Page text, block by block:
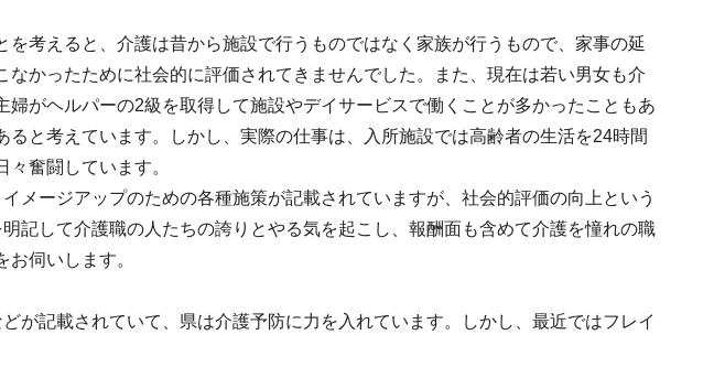
考えると、介護は昔から施設で行うものではなく家族が行うもので、家事の延
かったために社会的に評価されてきませんでした。また、現在は若い男女も介
がヘルパーの2級を取得して施設やデイサービスで働くことが多かったこともあ
と考えています。しかし、実際の仕事は、入所施設では高齢者の生活を24時間
奮闘しています。
メージアップのための各種施策が記載されていますが、社会的評価の向上という
記して介護職の人たちの誇りとやる気を起こし、報酬面も含めて介護を憧れの職
伺いします。
が記載されていて、県は介護予防に力を入れています。しかし、最近ではフレイ